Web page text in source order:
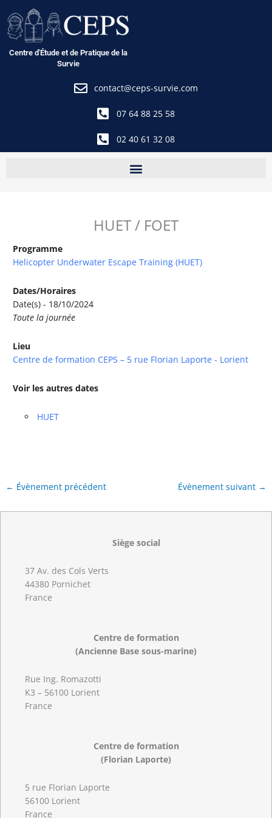
au
contenu
Centre d'Étude et de Pratique de la
Survie
contact@ceps-survie.com
07 64 88 25 58
02 40 61 32 08
HUET / FOET
Programme
Helicopter Underwater Escape Training (HUET)
Dates/Horaires
Date(s) - 18/10/2024
Toute la journée
Lieu
Centre de formation CEPS – 5 rue Florian Laporte - Lorient
Voir les autres dates
HUET
← Évènement précédent Évènement suivant →
Siège social
37 Av. des Cols Verts
44380 Pornichet
France
Centre de formation
(Ancienne Base sous-marine)
Rue Ing. Romazotti
K3 – 56100 Lorient
France
Centre de formation
(Florian Laporte)
5 rue Florian Laporte
56100 Lorient
France